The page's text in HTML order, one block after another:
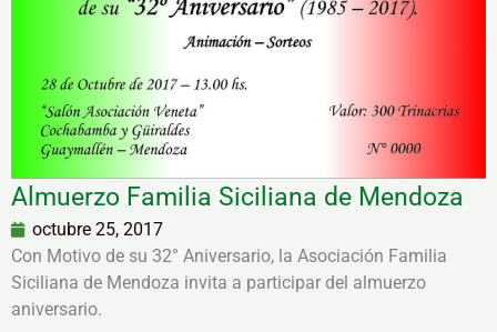
Almuerzo Familia Siciliana de Mendoza
octubre 25, 2017
Con Motivo de su 32° Aniversario, la Asociación Familia
Siciliana de Mendoza invita a participar del almuerzo
aniversario.